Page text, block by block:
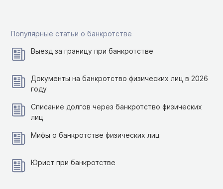
Популярные статьи о банкротстве
Выезд за границу при банкротстве
Документы на банкротство физических лиц в 2026
году
Списание долгов через банкротство физических
лиц
Мифы о банкротстве физических лиц
Юрист при банкротстве